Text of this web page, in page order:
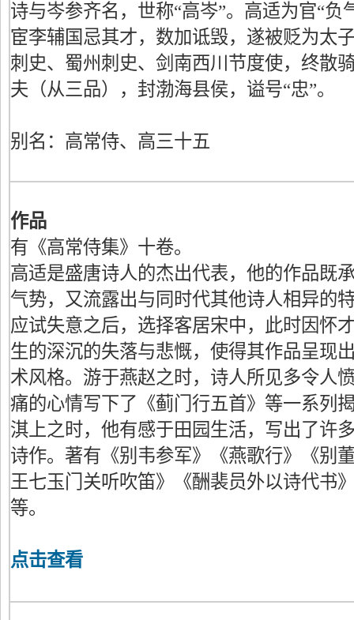
诗与岑参齐名，世称“高岑”。高适为官“负
宦李辅国忌其才，数加诋毁，遂被贬为太
刺史、蜀州刺史、剑南西川节度使，终散
夫（从三品），封渤海县侯，谥号“忠”。
别名：高常侍、高三十五
作品
有《高常侍集》十卷。
高适是盛唐诗人的杰出代表，他的作品既
气势，又流露出与同时代其他诗人相异的
应试失意之后，选择客居宋中，此时因怀
生的深沉的失落与悲慨，使得其作品呈现
术风格。游于燕赵之时，诗人所见多令人
痛的心情写下了《蓟门行五首》等一系列
淇上之时，他有感于田园生活，写出了许
诗作。著有《别韦参军》《燕歌行》《别
王七玉门关听吹笛》《酬裴员外以诗代书
等。
点击查看